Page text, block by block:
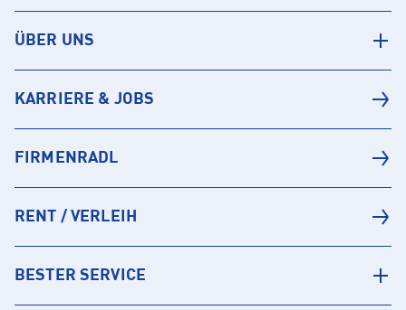
ÜBER UNS
KARRIERE & JOBS
FIRMENRADL
RENT / VERLEIH
BESTER SERVICE